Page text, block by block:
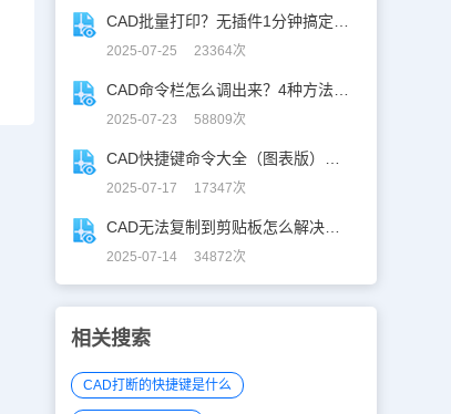
2025-07-25 23364次
2025-07-23 58809次
2025-07-17 17347次
2025-07-14 34872次
相关搜索
CAD打断的快捷键是什么